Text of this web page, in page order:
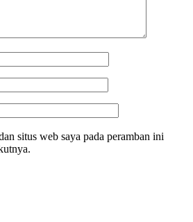
situs web saya pada peramban ini